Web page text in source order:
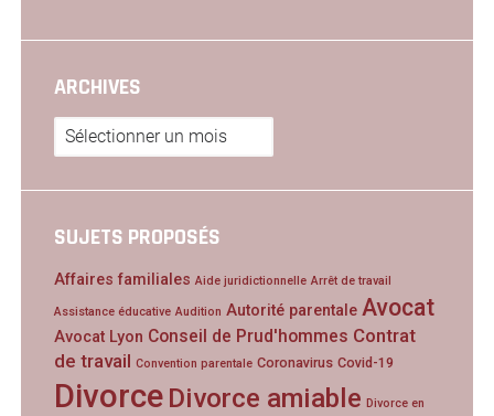
ARCHIVES
Archives
SUJETS PROPOSÉS
Affaires familiales Aide juridictionnelle Arrêt de travail
Assistance éducative Audition Autorité parentale Avocat
Avocat Lyon Conseil de Prud'hommes Contrat
de travail Convention parentale Coronavirus Covid-19
Divorce Divorce amiable Divorce en